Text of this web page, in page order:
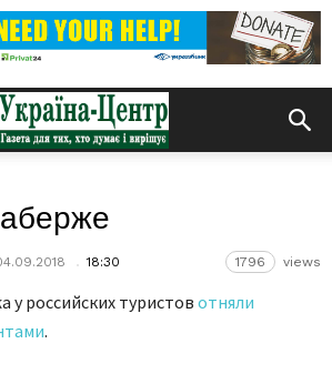
18:30 1796 views
у российских туристов отняли
.